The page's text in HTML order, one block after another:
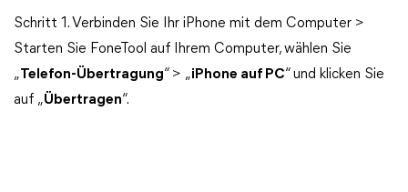
Schritt 1. Verbinden Sie Ihr iPhone mit dem Computer >
Starten Sie FoneTool auf Ihrem Computer, wählen Sie
„Telefon-Übertragung“ > „iPhone auf PC“ und klicken Sie
auf „Übertragen“.